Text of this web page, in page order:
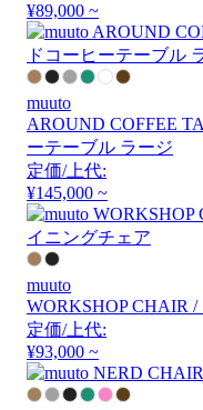
¥89,000 ~
muuto
AROUND COFFEE
ーテーブル ラージ
定価/上代:
¥145,000 ~
muuto
WORKSHOP CHAIR
定価/上代:
¥93,000 ~